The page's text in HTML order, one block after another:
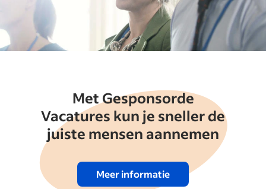
Met Gesponsorde
Vacatures kun je sneller de
juiste mensen aannemen
Meer informatie